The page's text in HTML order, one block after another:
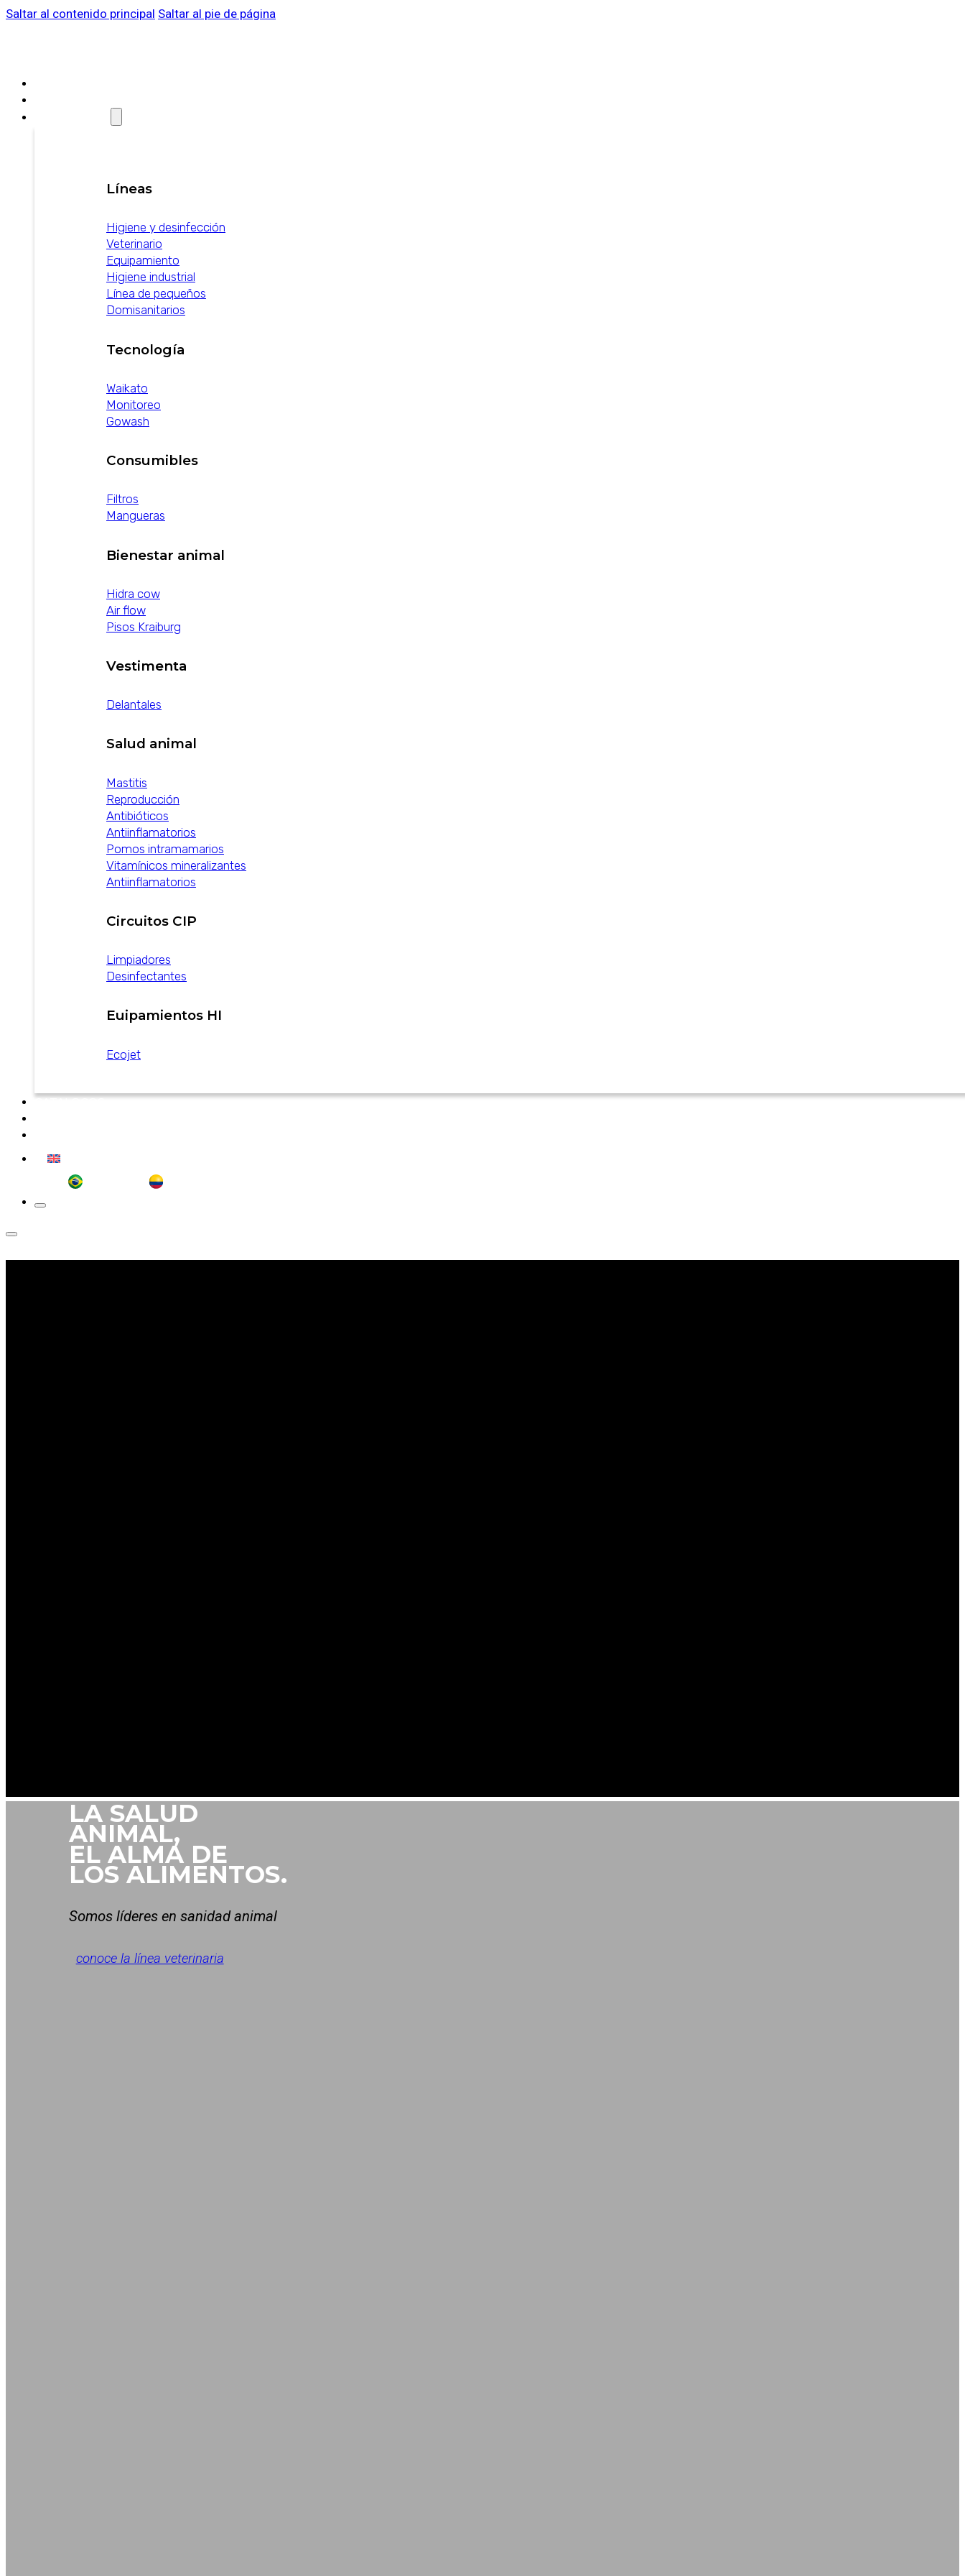
Saltar al contenido principal Saltar al pie de página
Líneas
Higiene y desinfección
Veterinario
Equipamiento
Higiene industrial
Línea de pequeños
Domisanitarios
Tecnología
Waikato
Monitoreo
Gowash
Consumibles
Filtros
Mangueras
Bienestar animal
Hidra cow
Air flow
Pisos Kraiburg
Vestimenta
Delantales
Salud animal
Mastitis
Reproducción
Antibióticos
Antiinflamatorios
Pomos intramamarios
Vitamínicos mineralizantes
Antiinflamatorios
Circuitos CIP
Limpiadores
Desinfectantes
Euipamientos HI
Ecojet
CATALOGOS
LA SALUD
ANIMAL,
EL ALMA DE
LOS ALIMENTOS.
Somos líderes en sanidad animal
conoce la línea veterinaria